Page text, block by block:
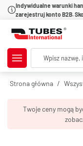
Indywidualne warunki
zarejestruj konto B2B.
Strona główna
Twoje ceny mogą